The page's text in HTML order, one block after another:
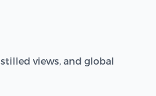
views, and global